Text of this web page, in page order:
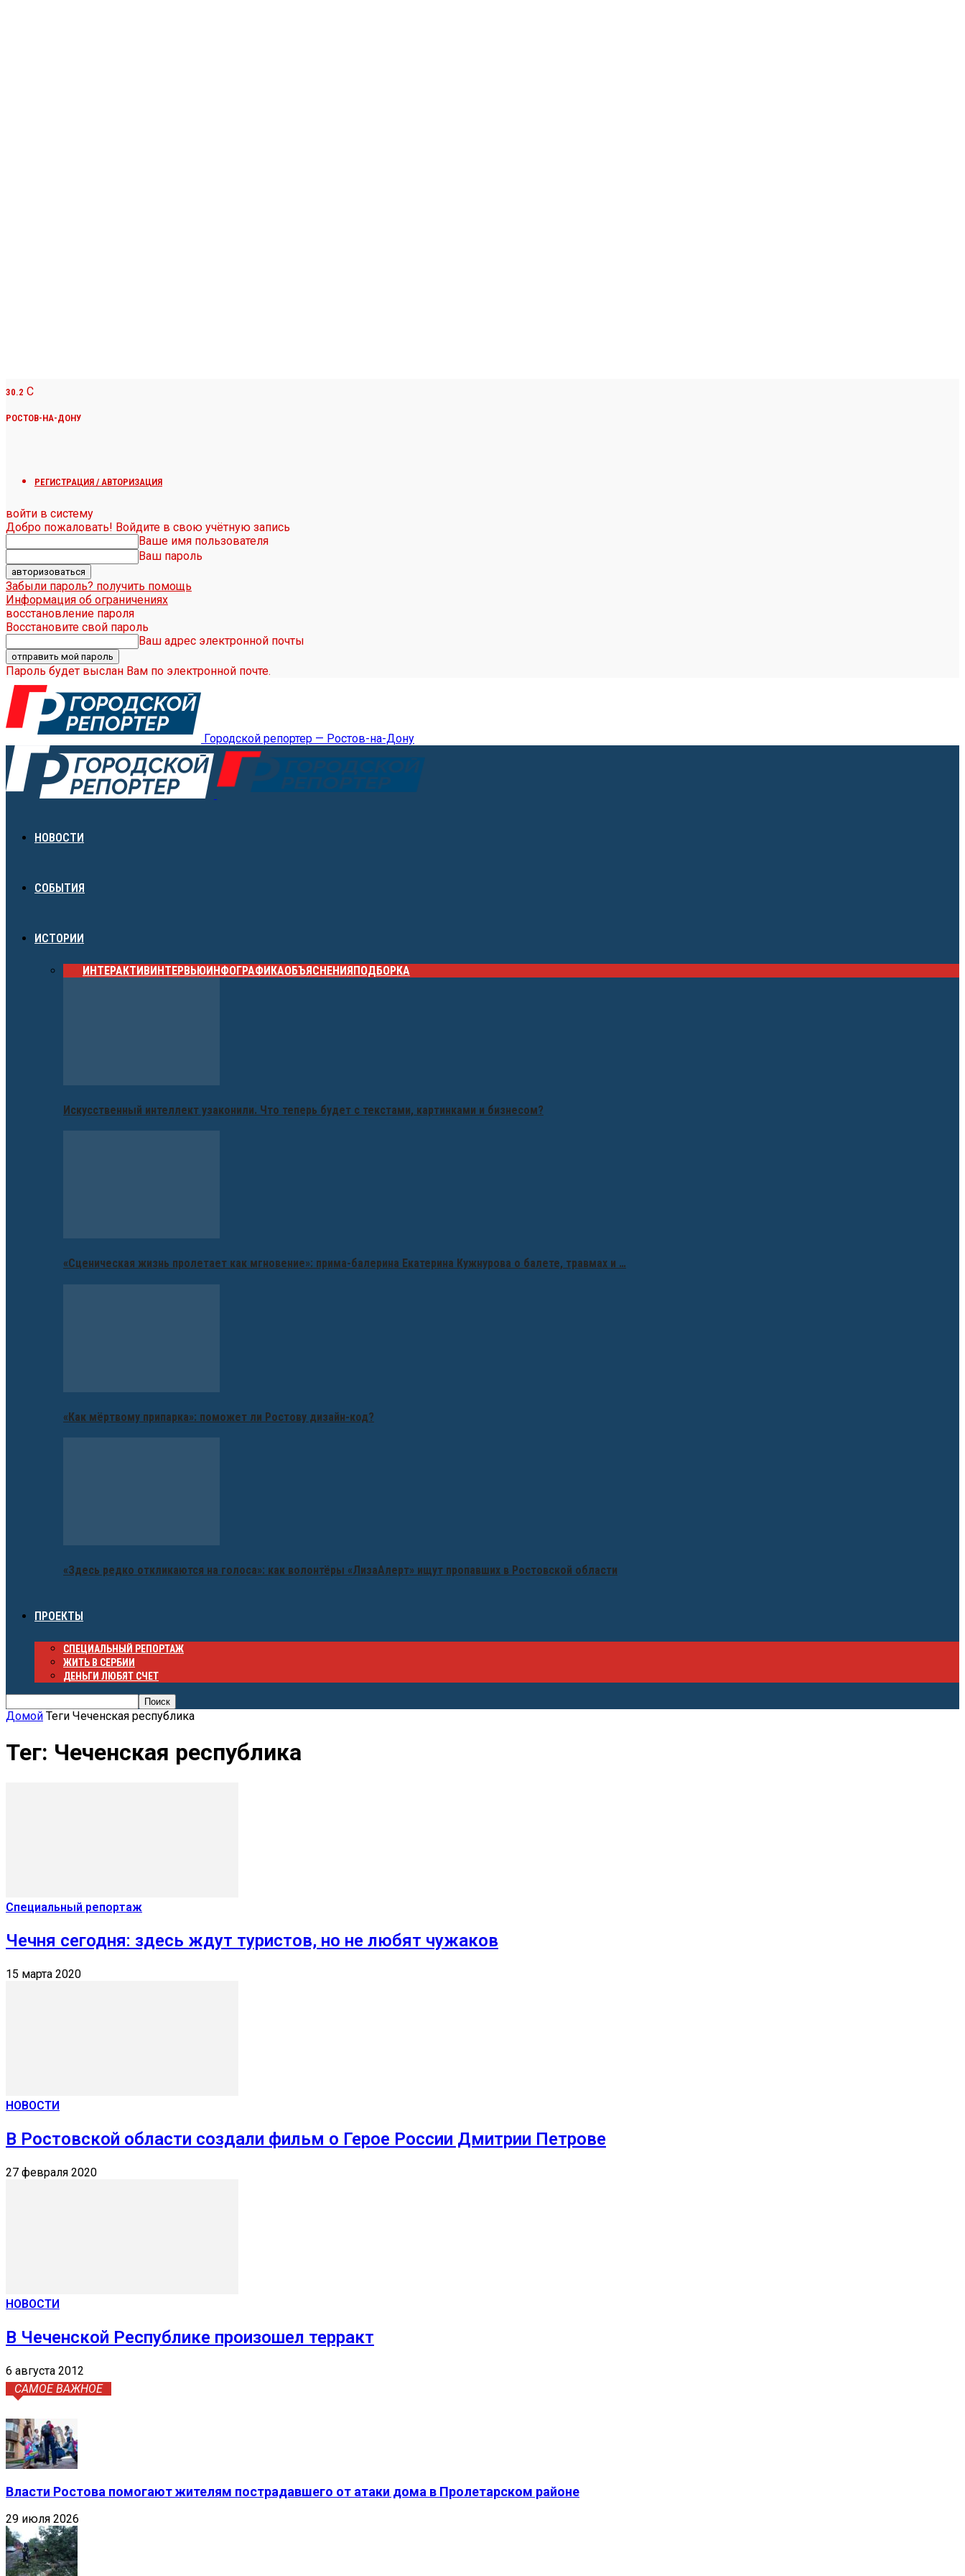
30.2 C
РОСТОВ-НА-ДОНУ
РЕГИСТРАЦИЯ / АВТОРИЗАЦИЯ
войти в систему
Добро пожаловать! Войдите в свою учётную запись
Ваше имя пользователя
Ваш пароль
Забыли пароль? получить помощь
Информация об ограничениях
восстановление пароля
Восстановите свой пароль
Ваш адрес электронной почты
Пароль будет выслан Вам по электронной почте.
Городской репортер — Ростов-на-Дону
НОВОСТИ
СОБЫТИЯ
ИСТОРИИ
ИНТЕРАКТИВИНТЕРВЬЮИНФОГРАФИКАОБЪЯСНЕНИЯПОДБОРКА
Искусственный интеллект узаконили. Что теперь будет с текстами, картинками и бизнесом?
«Сценическая жизнь пролетает как мгновение»: прима-балерина Екатерина Кужнурова о балете, травмах и …
«Как мёртвому припарка»: поможет ли Ростову дизайн-код?
«Здесь редко откликаются на голоса»: как волонтёры «ЛизаАлерт» ищут пропавших в Ростовской области
ПРОЕКТЫ
СПЕЦИАЛЬНЫЙ РЕПОРТАЖ
ЖИТЬ В СЕРБИИ
ДЕНЬГИ ЛЮБЯТ СЧЕТ
Домой Теги Чеченская республика
Тег: Чеченская республика
Специальный репортаж
Чечня сегодня: здесь ждут туристов, но не любят чужаков
15 марта 2020
НОВОСТИ
В Ростовской области создали фильм о Герое России Дмитрии Петрове
27 февраля 2020
НОВОСТИ
В Чеченской Республике произошел терракт
6 августа 2012
САМОЕ ВАЖНОЕ
Власти Ростова помогают жителям пострадавшего от атаки дома в Пролетарском районе
29 июля 2026